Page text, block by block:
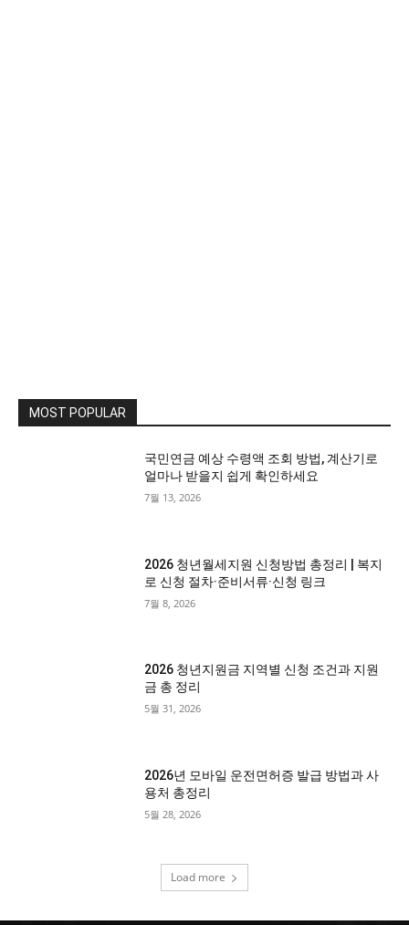
MOST POPULAR
국민연금 예상 수령액 조회 방법, 계산기로
얼마나 받을지 쉽게 확인하세요
7월 13, 2026
2026 청년월세지원 신청방법 총정리 | 복지
로 신청 절차·준비서류·신청 링크
7월 8, 2026
2026 청년지원금 지역별 신청 조건과 지원
금 총 정리
5월 31, 2026
2026년 모바일 운전면허증 발급 방법과 사
용처 총정리
5월 28, 2026
Load more